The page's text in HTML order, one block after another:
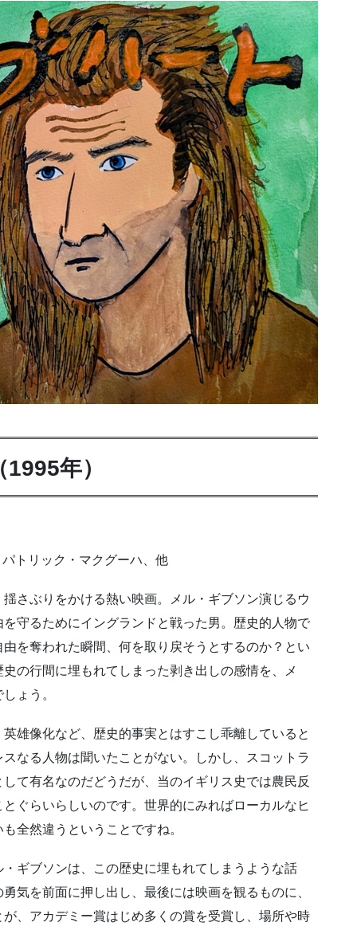
年）
トリック・マクグーハ、他
さぶりをかける熱い映画。メル・ギブソン演じるウ
守るためにイングランドと戦った男。歴史的人物で
を奪われた瞬間、何を取り戻そうとするのか？とい
の行間に埋もれてしまった剥き出しの感情を、メ
ょう。
雄像化など、歴史的事実とはすこし乖離していると
なる人物は聞いたことがない。しかし、スコットラ
て有名なのだどうだが、当のイギリス史では農民反
ぐらいらしいのです。世界的にみればローカルなヒ
全然違うということですね。
ギブソンは、この歴史に埋もれてしまうような話
気を前面に押し出し、最後には映画を観るものに、
、アカデミー賞はじめ多くの賞を受賞し、場所や時